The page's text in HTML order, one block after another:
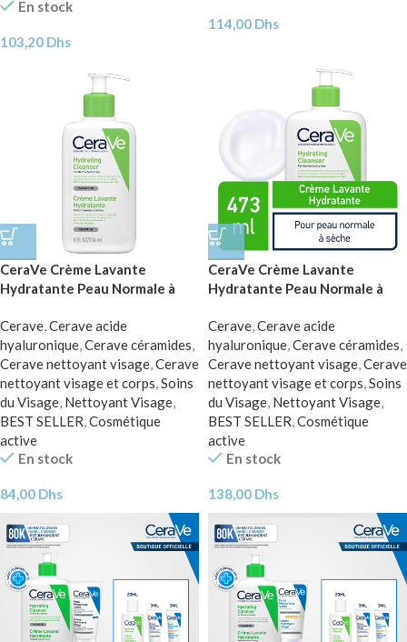
En stock
103,20 Dhs
114,00 Dhs
CeraVe Crème Lavante
Hydratante Peau Normale à
Cerave,Cerave acide
hyaluronique,Cerave céramides,
Cerave nettoyant visage,Cerave
nettoyant visage et corps,Soins
du Visage, Nettoyant Visage,
BEST SELLER,Cosmétique
active
En stock
84,00 Dhs
CeraVe Crème Lavante
Hydratante Peau Normale à
Cerave,Cerave acide
hyaluronique,Cerave céramides,
Cerave nettoyant visage,Cerave
nettoyant visage et corps,Soins
du Visage, Nettoyant Visage,
BEST SELLER,Cosmétique
active
En stock
138,00 Dhs